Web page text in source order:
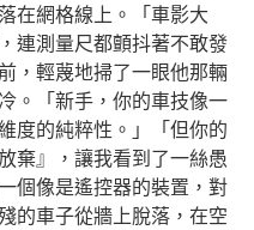
在網格線上。「車影大
連測量尺都顫抖著不敢發
，輕蔑地掃了一眼他那輛
。「新手，你的車技像一
度的純粹性。」「但你的
』，讓我看到了一絲愚
個像是遙控器的裝置，對
的車子從牆上脫落，在空